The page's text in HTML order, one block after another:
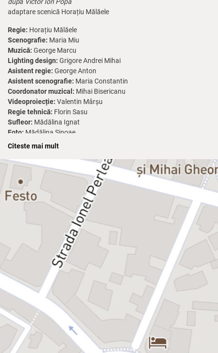
după Victor Ion Popa
adaptare scenică Horațiu Mălăele
Regie: Horațiu Mălăele
Scenografie: Maria Miu
Muzică: George Marcu
Lighting design: Grigore Andrei Mihai
Asistent regie: George Anton
Asistent scenografie: Maria Constantin
Coordonator muzical: Mihai Bisericanu
Videoproiecție: Valentin Mârșu
Regie tehnică: Florin Sasu
Sufleor: Mădălina Ignat
Foto: Mădălina Sinoae
Distribuție:
Horațiu Mălăele (Ianke)
Răzvan Vasilescu (Cadâr)
Mihai Constantin (Tache)
Dana Dogaru (Baba Safta)
Adrian Ciobanu (Ilie)
Maria Veronica Vârlan (Ana)
Matei Constantin (Ionel)
*Spectacolul se adresează publicului cu vârsta de peste 14 ani.
Scrisă în 1932, piesa
a trecut proba timpului
și a devenit unul dintre cele mai populare și mai montate texte
interbelice din literatura dramatică românească. Povestea celor trei
mici negustori – un român, un evreu și un turc – a căror tihnă
monotonă e tulburată de o dilemă de ordin personal, redefinește
relațiile interetnice și, în profunzime, cele interumane.
Tache, Ianke și Cadârformulează întrebări și propune răspunsuri
actuale într-o manieră plină de umor, în care slăbiciunile umane
sunt tratate cu o ironică indulgență, iar posibilitățile de negociere
Citeste mai mult